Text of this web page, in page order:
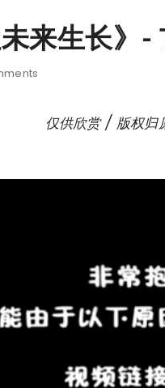
未来生长》-
仅供欣赏 / 版权归